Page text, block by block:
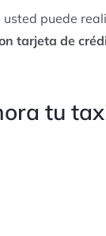
usted puede
tarjeta de
tu